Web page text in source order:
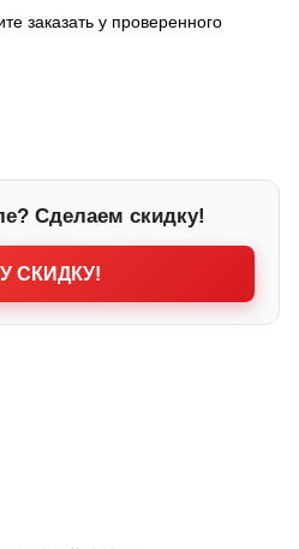
заказать у проверенного
Сделаем скидку!
СКИДКУ!